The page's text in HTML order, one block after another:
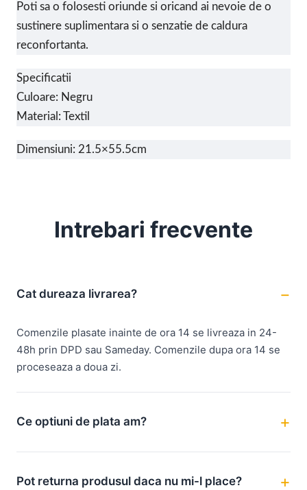
Poti sa o folosesti oriunde si oricand ai nevoie de o
sustinere suplimentara si o senzatie de caldura
reconfortanta.
Specificatii
Culoare: Negru
Material: Textil
Dimensiuni: 21.5×55.5cm
Intrebari frecvente
Cat dureaza livrarea?
Comenzile plasate inainte de ora 14 se livreaza in 24-
48h prin DPD sau Sameday. Comenzile dupa ora 14 se
proceseaza a doua zi.
Ce optiuni de plata am?
Pot returna produsul daca nu mi-l place?